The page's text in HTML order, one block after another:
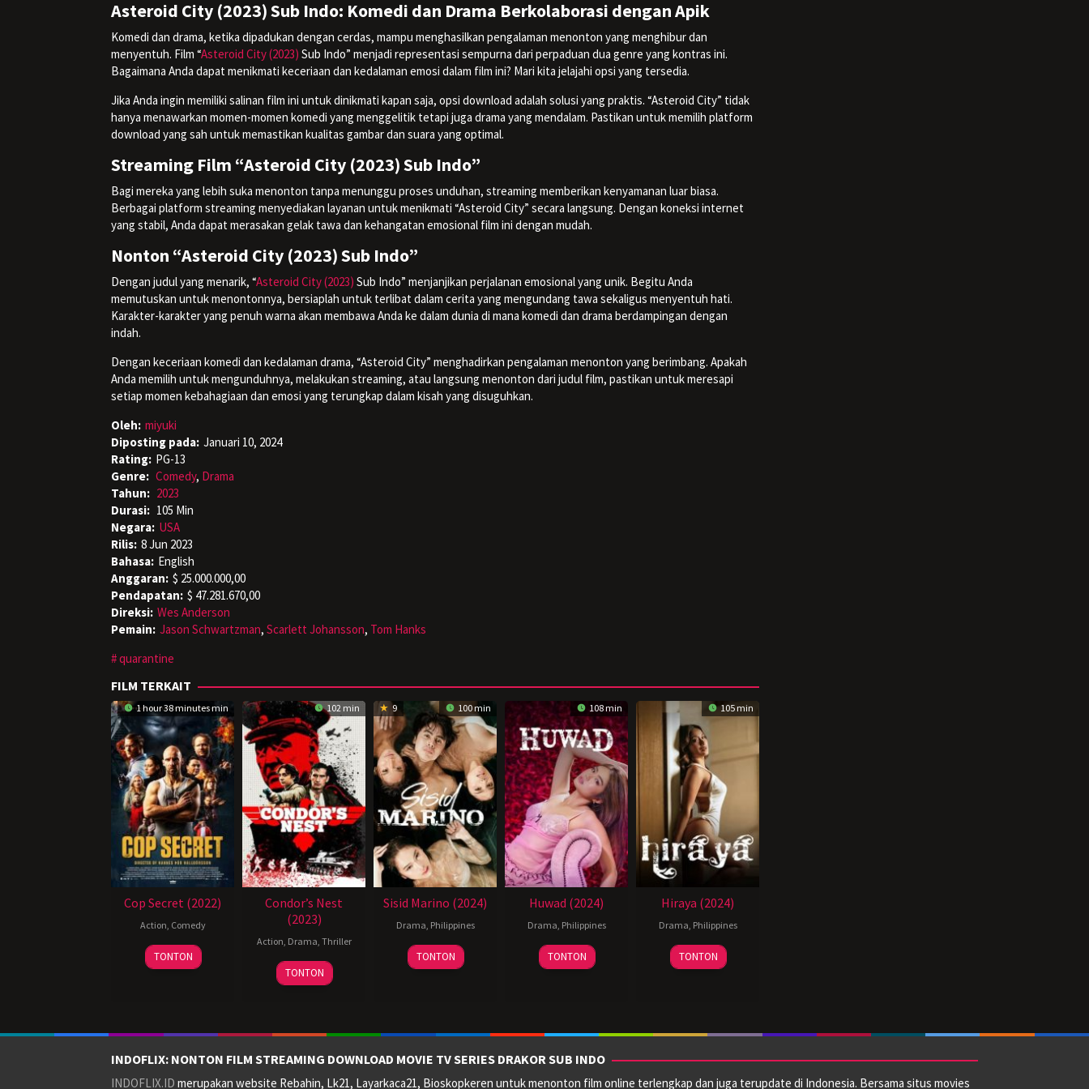
Asteroid City (2023) Sub Indo: Komedi dan Drama Berkolaborasi dengan Apik
Komedi dan drama, ketika dipadukan dengan cerdas, mampu menghasilkan pengalaman menonton yang menghibur dan
menyentuh. Film “Asteroid City (2023) Sub Indo” menjadi representasi sempurna dari perpaduan dua genre yang kontras ini.
Bagaimana Anda dapat menikmati keceriaan dan kedalaman emosi dalam film ini? Mari kita jelajahi opsi yang tersedia.
Jika Anda ingin memiliki salinan film ini untuk dinikmati kapan saja, opsi download adalah solusi yang praktis. “Asteroid City” tidak
hanya menawarkan momen-momen komedi yang menggelitik tetapi juga drama yang mendalam. Pastikan untuk memilih platform
download yang sah untuk memastikan kualitas gambar dan suara yang optimal.
Streaming Film “Asteroid City (2023) Sub Indo”
Bagi mereka yang lebih suka menonton tanpa menunggu proses unduhan, streaming memberikan kenyamanan luar biasa.
Berbagai platform streaming menyediakan layanan untuk menikmati “Asteroid City” secara langsung. Dengan koneksi internet
yang stabil, Anda dapat merasakan gelak tawa dan kehangatan emosional film ini dengan mudah.
Nonton “Asteroid City (2023) Sub Indo”
Dengan judul yang menarik, “Asteroid City (2023) Sub Indo” menjanjikan perjalanan emosional yang unik. Begitu Anda
memutuskan untuk menontonnya, bersiaplah untuk terlibat dalam cerita yang mengundang tawa sekaligus menyentuh hati.
Karakter-karakter yang penuh warna akan membawa Anda ke dalam dunia di mana komedi dan drama berdampingan dengan
indah.
Dengan keceriaan komedi dan kedalaman drama, “Asteroid City” menghadirkan pengalaman menonton yang berimbang. Apakah
Anda memilih untuk mengunduhnya, melakukan streaming, atau langsung menonton dari judul film, pastikan untuk meresapi
setiap momen kebahagiaan dan emosi yang terungkap dalam kisah yang disuguhkan.
Oleh: miyuki
Diposting pada: Januari 10, 2024
Rating: PG-13
Genre: Comedy, Drama
Tahun: 2023
Durasi: 105 Min
Negara: USA
Rilis: 8 Jun 2023
Bahasa: English
Anggaran: $ 25.000.000,00
Pendapatan: $ 47.281.670,00
Direksi: Wes Anderson
Pemain: Jason Schwartzman, Scarlett Johansson, Tom Hanks
quarantine
FILM TERKAIT
1 hour 38 minutes min
Cop Secret (2022)
Action Comedy
20
October
TONTON
102 min
Condor’s Nest
(2023)
Action Drama Thriller
TONTON
9 100 min
Sisid Marino (2024)
Drama Philippines
14
Jun
Joel
Lamangan
TONTON
108 min
Huwad (2024)
Drama Philippines
28
Jun
Reynold
Giba
TONTON
105 min
Hiraya (2024)
Drama Philippines
11
Jul
TONTON
INDOFLIX: NONTON FILM STREAMING DOWNLOAD MOVIE TV SERIES DRAKOR SUB INDO
INDOFLIX.ID merupakan website Rebahin, Lk21, Layarkaca21, Bioskopkeren untuk menonton film online terlengkap dan juga terupdate di Indonesia. Bersama situs movies